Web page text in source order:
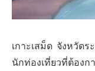
เกาะเสม็ด จังหวัด
นักท่องเที่ยวที่ต้อง